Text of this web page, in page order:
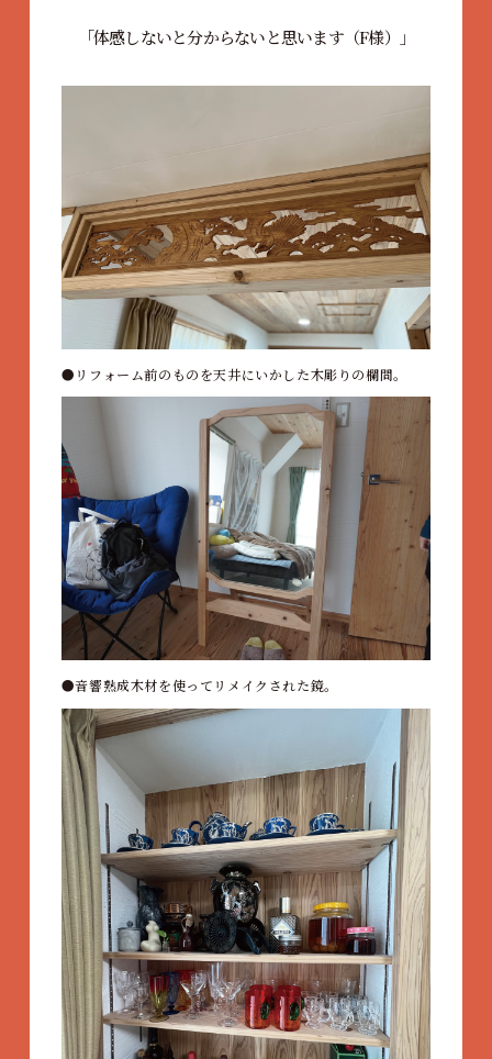
「体感しないと分からないと思います（F様）」
リフォーム前のものを天井にいかした木彫りの欄間。
音響熟成木材を使ってリメイクされた鏡。